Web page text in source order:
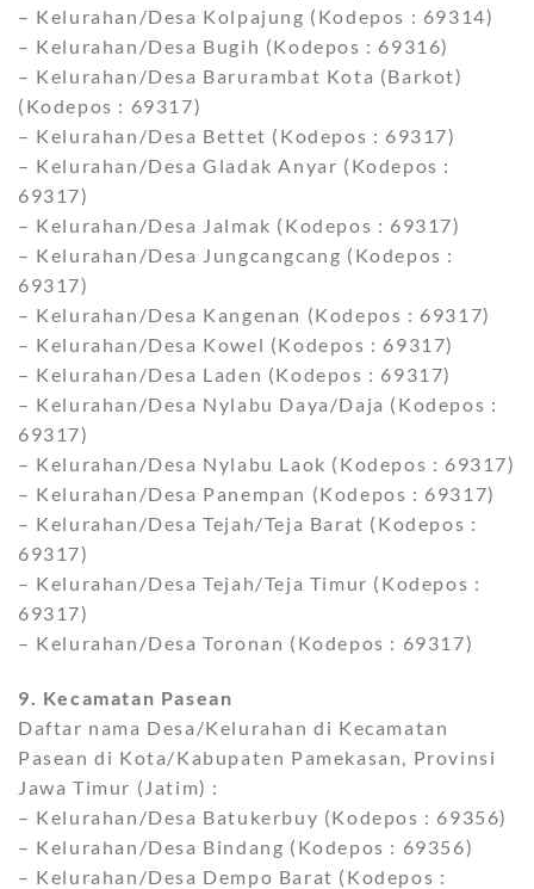
– Kelurahan/Desa Kolpajung (Kodepos : 69314)
– Kelurahan/Desa Bugih (Kodepos : 69316)
– Kelurahan/Desa Barurambat Kota (Barkot)
(Kodepos : 69317)
– Kelurahan/Desa Bettet (Kodepos : 69317)
– Kelurahan/Desa Gladak Anyar (Kodepos :
69317)
– Kelurahan/Desa Jalmak (Kodepos : 69317)
– Kelurahan/Desa Jungcangcang (Kodepos :
69317)
– Kelurahan/Desa Kangenan (Kodepos : 69317)
– Kelurahan/Desa Kowel (Kodepos : 69317)
– Kelurahan/Desa Laden (Kodepos : 69317)
– Kelurahan/Desa Nylabu Daya/Daja (Kodepos :
69317)
– Kelurahan/Desa Nylabu Laok (Kodepos : 69317)
– Kelurahan/Desa Panempan (Kodepos : 69317)
– Kelurahan/Desa Tejah/Teja Barat (Kodepos :
69317)
– Kelurahan/Desa Tejah/Teja Timur (Kodepos :
69317)
– Kelurahan/Desa Toronan (Kodepos : 69317)
9. Kecamatan Pasean
Daftar nama Desa/Kelurahan di Kecamatan
Pasean di Kota/Kabupaten Pamekasan, Provinsi
Jawa Timur (Jatim) :
– Kelurahan/Desa Batukerbuy (Kodepos : 69356)
– Kelurahan/Desa Bindang (Kodepos : 69356)
– Kelurahan/Desa Dempo Barat (Kodepos :